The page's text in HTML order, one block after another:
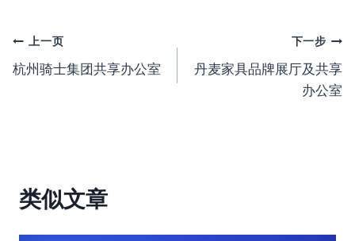
文
章
上一页
杭州骑士集团共享办公室
下一步
丹麦家具品牌展厅及共享
办公室
类似文章